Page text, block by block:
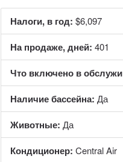
Налоги, в год: $6,097
На продаже, дней: 401
Что включено в
Наличие бассейна: Да
Животные: Да
Кондиционер: Central Air